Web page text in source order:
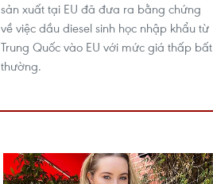
sản xuất tại EU đã đưa ra bằng chứng
về việc dầu diesel sinh học nhập khẩu từ
Trung Quốc vào EU với mức giá thấp bất
thường.